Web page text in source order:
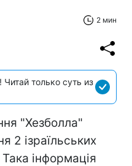
2 мин
только суть из
"Хезболла"
2 ізраїльських
інформація